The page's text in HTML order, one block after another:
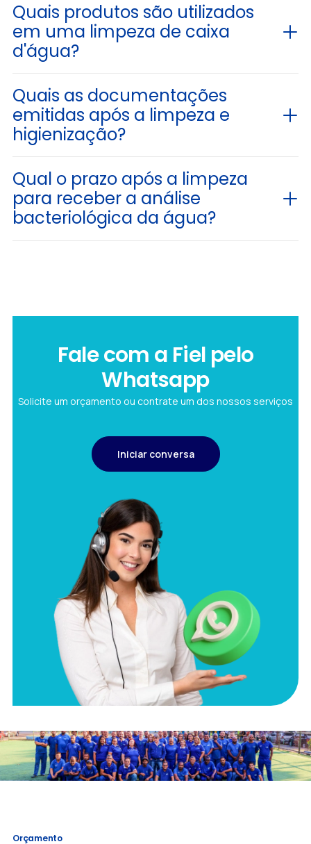
Quais produtos são utilizados
em uma limpeza de caixa
d'água?
Quais as documentações
emitidas após a limpeza e
higienização?
Qual o prazo após a limpeza
para receber a análise
bacteriológica da água?
Fale com a Fiel pelo
Whatsapp
Solicite um orçamento ou contrate um dos nossos serviços
Iniciar conversa
Orçamento